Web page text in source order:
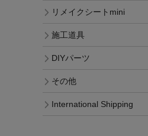
リメイクシートmini
施工道具
DIYパーツ
その他
International Shipping